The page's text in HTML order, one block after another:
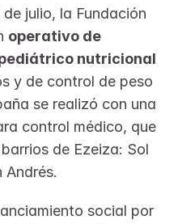
julio, la Fundación
operativo de
nutricional
y de control de peso
se realizó con una
control médico, que
de Ezeiza: Sol
Andrés.
social por